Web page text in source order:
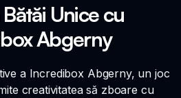
Unice cu
Abgerny
a Incredibox Abgerny, un joc
creativitatea să zboare cu